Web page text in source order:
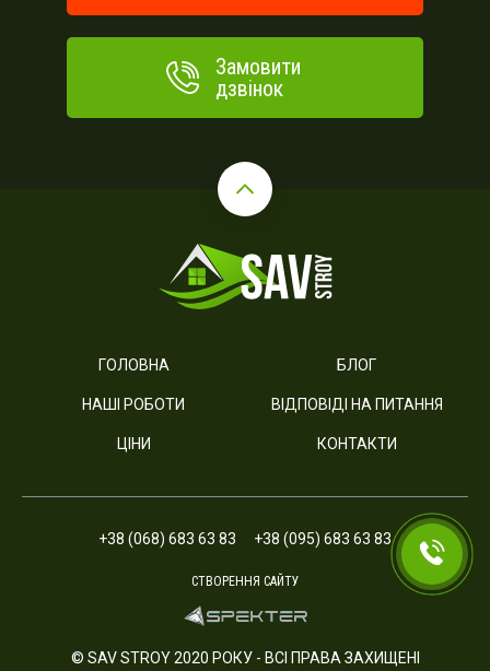
Замовити
дзвінок
ГОЛОВНА
НАШІ РОБОТИ
ЦІНИ
БЛОГ
ВІДПОВІДІ НА ПИТАННЯ
КОНТАКТИ
+38 (068) 683 63 83 +38 (095) 683 63 83
СТВОРЕННЯ САЙТУ
© SAV STROY 2020 РОКУ - ВСІ ПРАВА ЗАХИЩЕНІ